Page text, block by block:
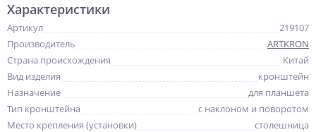
Характеристики
Артикул
219107
Производитель
ARTKRON
Страна происхождения
Китай
Вид изделия
кронштейн
Назначение
для планшета
Тип кронштейна
с наклоном и поворотом
Место крепления (установки)
столешница